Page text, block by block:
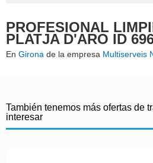
PROFESIONAL
PLATJA D'ARO ID
En Girona de la empresa Multiserveis
También tenemos más ofertas de
interesar